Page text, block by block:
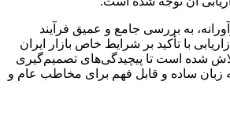
به بررسی جامع و عمیق فرآیند
با تأکید بر شرایط خاص بازار ایران
تلاش شده است تا پیچیدگی‌های تصمیم‌گیری
زبان ساده و قابل فهم برای مخاطب عام و